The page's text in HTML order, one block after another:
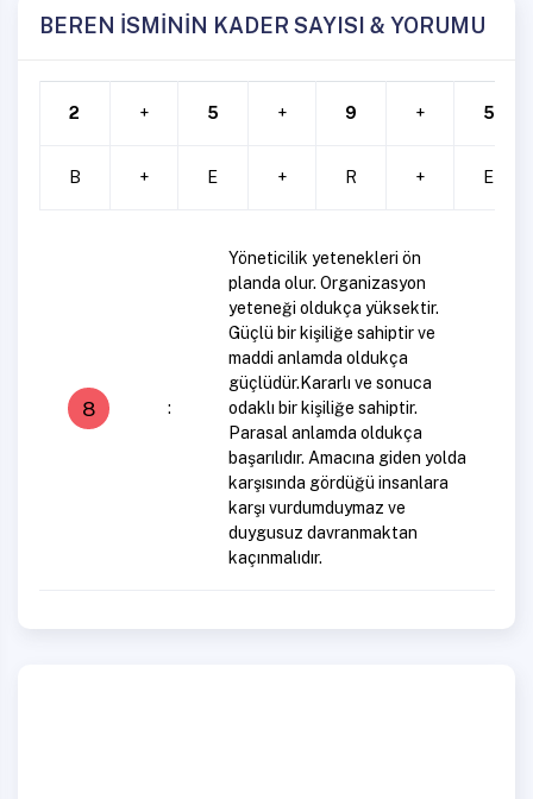
BEREN İSMİNİN KADER SAYISI & YORUMU
2 + 5 + 9 + 5
B + E + R + E
8 :
Yöneticilik yetenekleri ön
planda olur. Organizasyon
yeteneği oldukça yüksektir.
Güçlü bir kişiliğe sahiptir ve
maddi anlamda oldukça
güçlüdür.Kararlı ve sonuca
odaklı bir kişiliğe sahiptir.
Parasal anlamda oldukça
başarılıdır. Amacına giden yolda
karşısında gördüğü insanlara
karşı vurdumduymaz ve
duygusuz davranmaktan
kaçınmalıdır.